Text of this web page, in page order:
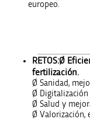
europeo.
RETOS:Ø
fertilización.
Ø Sanidad,
Ø Digitalización
Ø Salud y
Ø Valorización,